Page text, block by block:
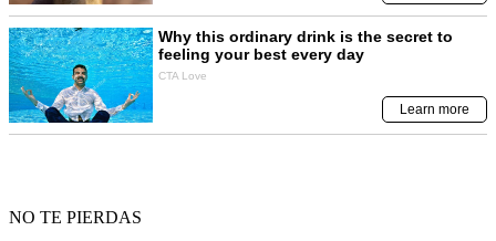
NO TE PIERDAS